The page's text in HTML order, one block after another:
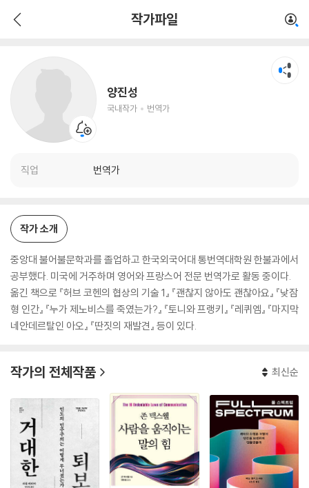
작가파일
양진성
국내작가 번역가
직업 번역가
작가 소개
중앙대 불어불문학과를 졸업하고 한국외국어대 통번역대학원 한불과에서
공부했다. 미국에 거주하며 영어와 프랑스어 전문 번역가로 활동 중이다.
옮긴 책으로 『허브 코헨의 협상의 기술 1』 『괜찮지 않아도 괜찮아요』 『낮잠
형 인간』 『누가 제노비스를 죽였는가?』 『토니와 프랭키』 『레퀴엠』 『마지막
네안데르탈인 아오』 『딴짓의 재발견』 등이 있다.
작가의 전체작품 최신순